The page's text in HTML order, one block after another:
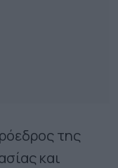
της
και